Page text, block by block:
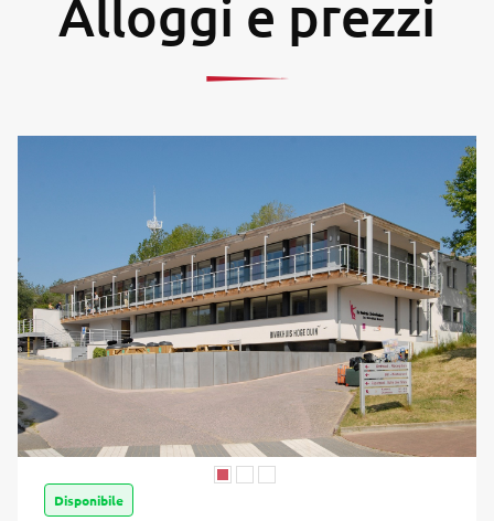
Alloggi e prezzi
Disponibile